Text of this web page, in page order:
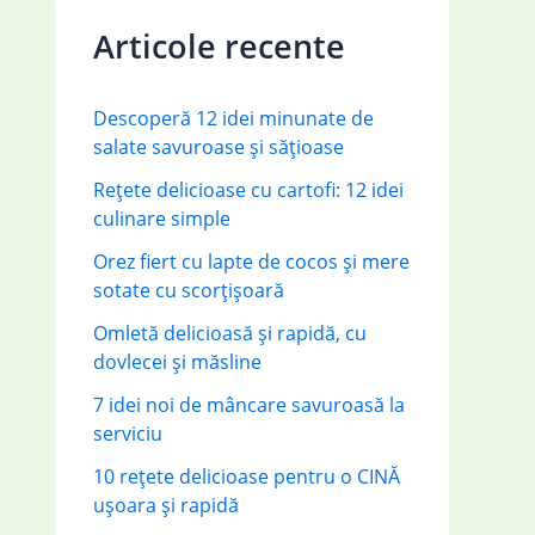
h
o
Articole recente
Descoperă 12 idei minunate de
salate savuroase și sățioase
Rețete delicioase cu cartofi: 12 idei
culinare simple
Orez fiert cu lapte de cocos și mere
sotate cu scorțișoară
Omletă delicioasă și rapidă, cu
dovlecei și măsline
7 idei noi de mâncare savuroasă la
serviciu
10 rețete delicioase pentru o CINĂ
ușoara și rapidă